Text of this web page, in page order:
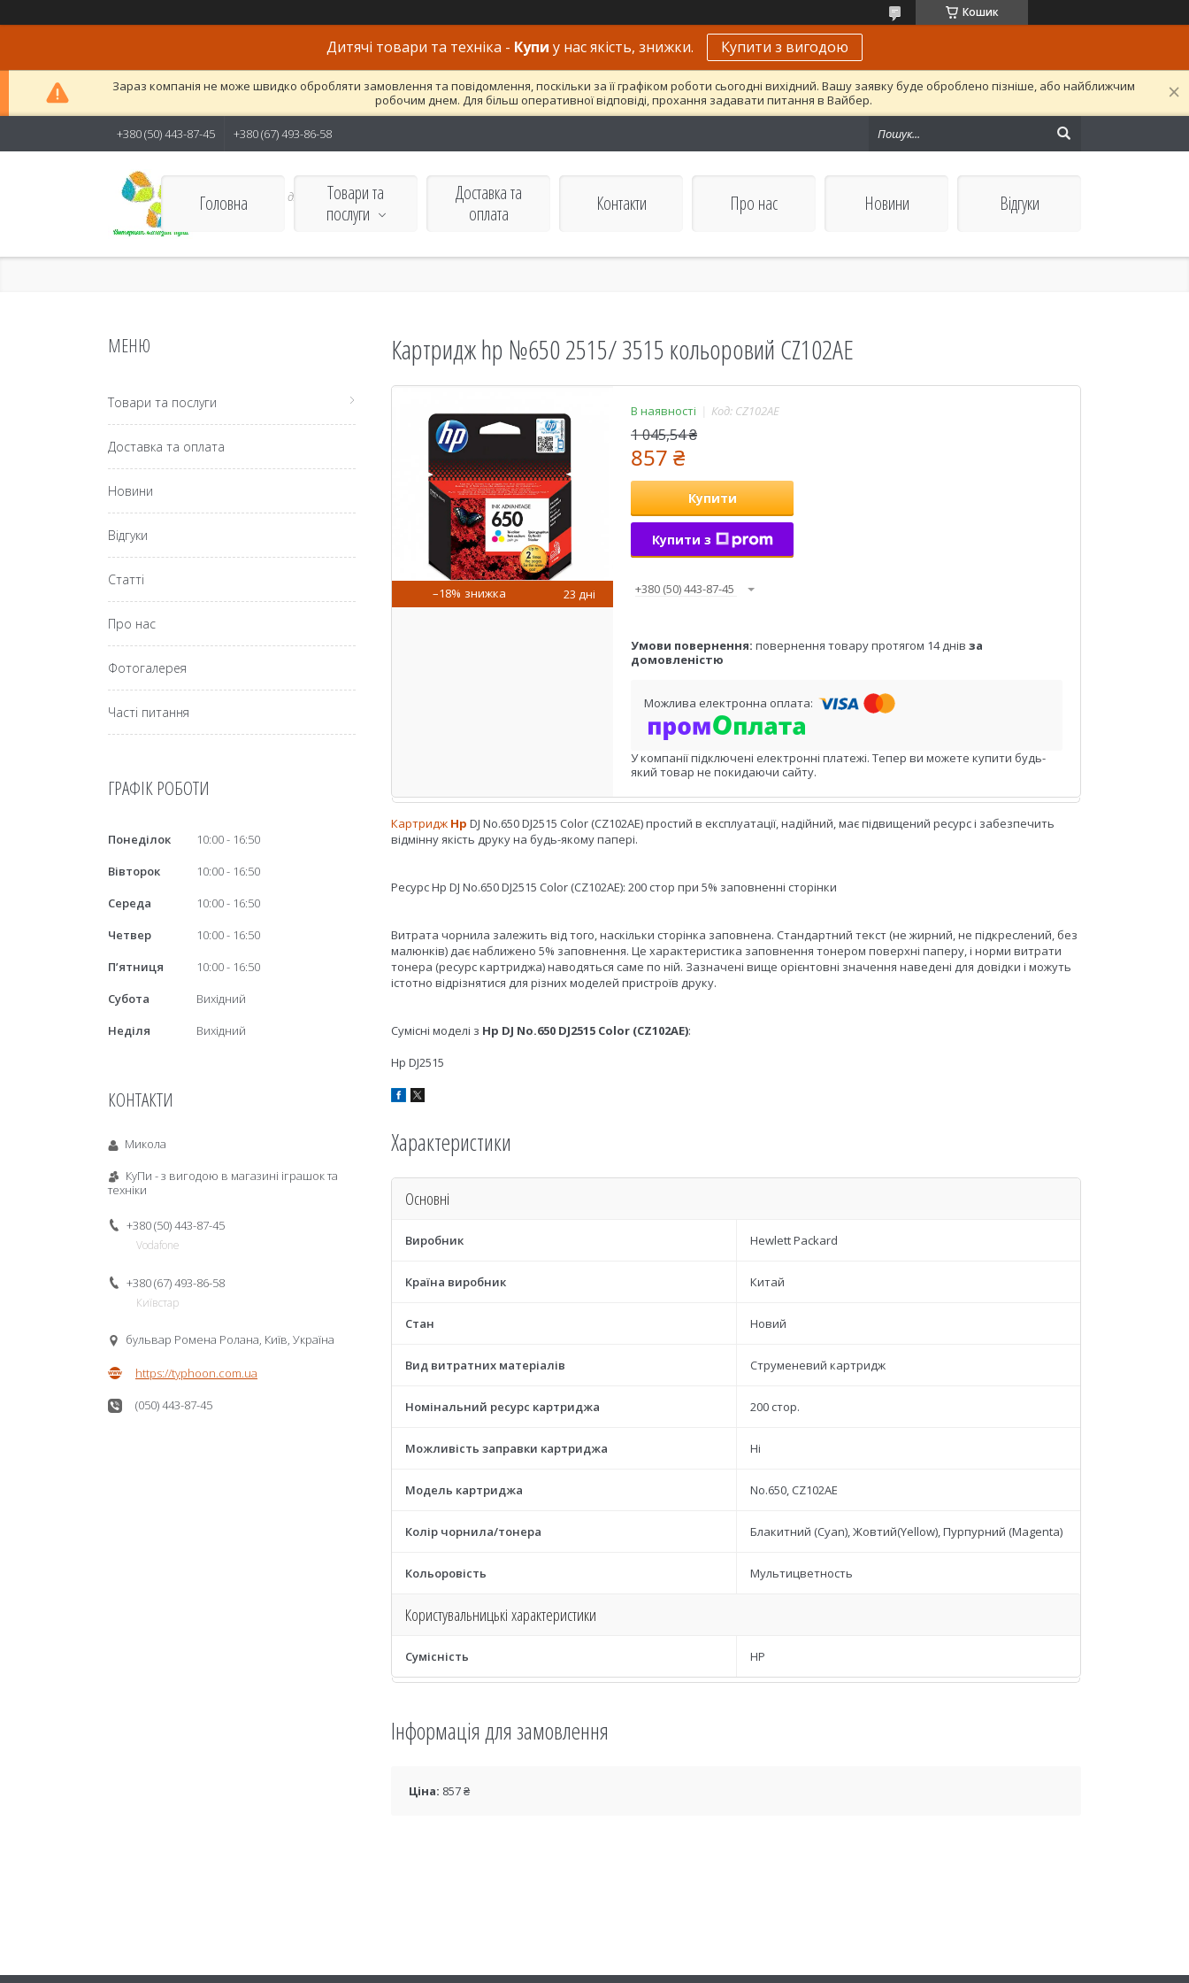
Кошик
Дитячі товари та техніка - Купи у нас якість, знижки. Купити з вигодою
Зараз компанія не може швидко обробляти замовлення та повідомлення, поскільки за її графіком роботи сьогодні вихідний. Вашу заявку буде оброблено пізніше, або найближчим
робочим днем. Для більш оперативної відповіді, прохання задавати питання в Вайбер.
+380 (50) 443-87-45 +380 (67) 493-86-58
Якісні товари для дітей і
дорослих
Головна
Товари та
послуги
Доставка та
оплата
Контакти Про нас Новини Відгуки
Картридж hp №650 2515/ 3515 кольоровий CZ102AE
–18% 23 дні
В наявності Код: CZ102AE
1 045,54 ₴
857 ₴
Купити
Купити з
+380 (50) 443-87-45
повернення товару протягом 14 днів за
домовленістю
У компанії підключені електронні платежі. Тепер ви можете купити будь-
який товар не покидаючи сайту.
Картридж Hp DJ No.650 DJ2515 Color (CZ102AE) простий в експлуатації, надійний, має підвищений ресурс і забезпечить
відмінну якість друку на будь-якому папері.
Ресурс Hp DJ No.650 DJ2515 Color (CZ102AE): 200 стор при 5% заповненні сторінки
Витрата чорнила залежить від того, наскільки сторінка заповнена. Стандартний текст (не жирний, не підкреслений, без
малюнків) дає наближено 5% заповнення. Це характеристика заповнення тонером поверхні паперу, і норми витрати
тонера (ресурс картриджа) наводяться саме по ній. Зазначені вище орієнтовні значення наведені для довідки і можуть
істотно відрізнятися для різних моделей пристроїв друку.
Сумісні моделі з Hp DJ No.650 DJ2515 Color (CZ102AE):
Hp DJ2515
Характеристики
Основні
Виробник Hewlett Packard
Країна виробник Китай
Стан Новий
Вид витратних матеріалів Струменевий картридж
Номінальний ресурс картриджа 200 стор.
Можливість заправки картриджа Ні
Модель картриджа No.650, CZ102AE
Колір чорнила/тонера Блакитний (Cyan), Жовтий(Yellow), Пурпурний (Magenta)
Кольоровість Мультицветность
Користувальницькі характеристики
Сумісність HP
Інформація для замовлення
Ціна: 857 ₴
Товари та послуги
Доставка та оплата
Новини
Відгуки
Статті
Про нас
Фотогалерея
Часті питання
ГРАФІК РОБОТИ
Понеділок 10:00
16:50
Вівторок
10:00
16:50
Середа
10:00
16:50
Четвер
10:00
16:50
Пʼятниця
10:00
16:50
Субота
Вихідний
Неділя
Вихідний
КОНТАКТИ
Микола
КуПи - з вигодою в магазині іграшок та
техніки
+380 (50) 443-87-45
Vodafone
+380 (67) 493-86-58
Київстар
бульвар Ромена Ролана, Київ, Україна
https://typhoon.com.ua
(050) 443-87-45